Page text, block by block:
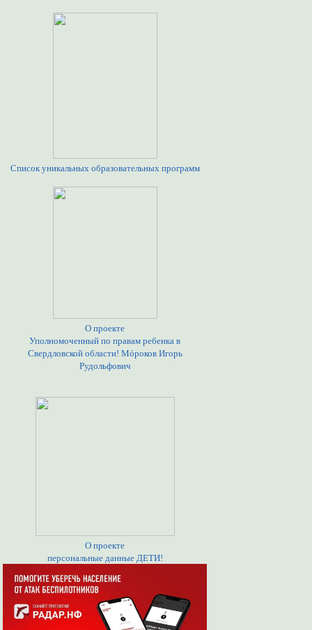
Список уникальных образовательных программ
О проекте
Уполномоченный по правам ребенка в
Свердловской области! Мóроков Игорь
Рудольфович
О проекте
персональные данные ДЕТИ!